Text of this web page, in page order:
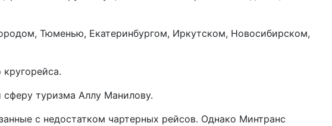
Тюменью, Екатеринбургом, Иркутском, Новосибирском,
туризма Аллу Манилову.
с недостатком чартерных рейсов. Однако Минтранс